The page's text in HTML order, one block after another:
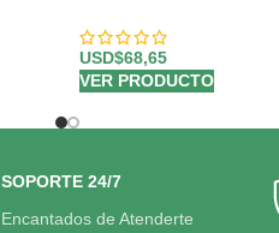
USD$68,65
VER PRODUCTO
SOPORTE 24/7
Encantados de Atenderte